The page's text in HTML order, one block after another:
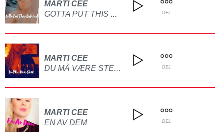
MARTI CEE
GOTTA PUT THIS BEHIND DEL
MARTI CEE
DU MÅ VÆRE STERK DEL
MARTI CEE
EN AV DEM
DEL